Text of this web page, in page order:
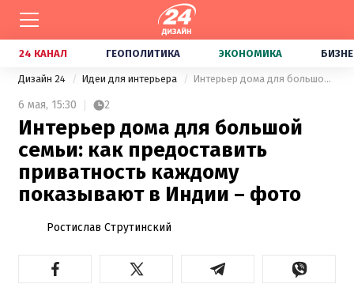
24 КАНАЛ ГЕОПОЛИТИКА ЭКОНОМИКА
Дизайн 24 Идеи для интерьера Интерьер дома для большой семьи: как предоставить приватность каждому показывают в Индии – фото
6 мая, 15:30 2
Интерьер дома для большой
семьи: как предоставить
приватность каждому
показывают в Индии – фото
Ростислав Струтинский